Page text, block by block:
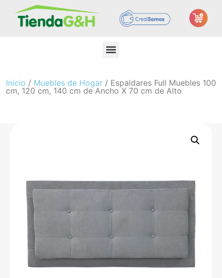
Inicio / Muebles de Hogar / Espaldares Full Muebles 100
cm, 120 cm, 140 cm de Ancho X 70 cm de Alto